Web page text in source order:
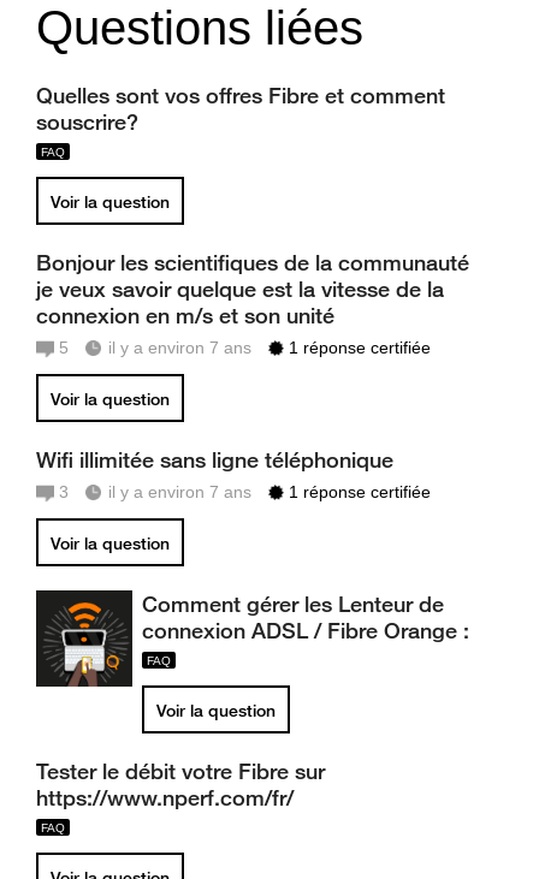
Questions liées
Quelles sont vos offres Fibre et comment
souscrire?
Voir la question
Bonjour les scientifiques de la communauté
je veux savoir quelque est la vitesse de la
connexion en m/s et son unité
5 il y a environ 7 ans 1 réponse certifiée
Voir la question
Wifi illimitée sans ligne téléphonique
3 il y a environ 7 ans 1 réponse certifiée
Voir la question
Comment gérer les Lenteur de
connexion ADSL / Fibre Orange :
Voir la question
Tester le débit votre Fibre sur
https://www.nperf.com/fr/